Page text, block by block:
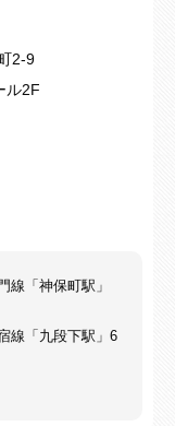
2-9
ル2F
線「神保町駅」
線「九段下駅」6